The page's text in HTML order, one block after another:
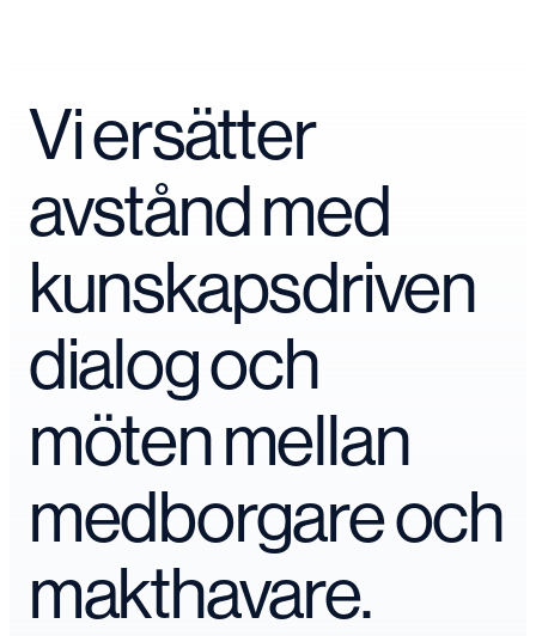
Vi ersätter
avstånd med
kunskapsdriven
dialog och
möten mellan
medborgare och
makthavare.